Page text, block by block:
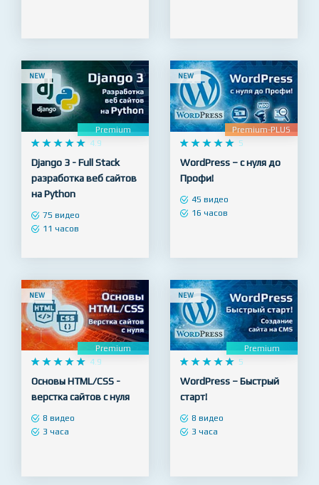
NEW
Premium
    
     4.9
Django 3 - Full Stack
разработка веб сайтов
на Python
75 видео
11 часов
NEW
Premium-PLUS
    
     5
WordPress – с нуля до
Профи!
45 видео
16 часов
NEW
Premium
    
     4.9
Основы HTML/CSS -
верстка сайтов с нуля
8 видео
3 часа
NEW
Premium
    
     5
WordPress – Быстрый
старт!
8 видео
3 часа